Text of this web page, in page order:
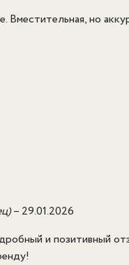
Вместительная, но
– 29.01.2026
и позитивный